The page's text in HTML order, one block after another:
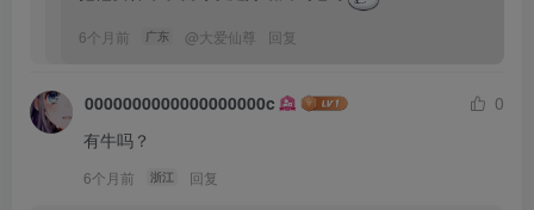
6个月前 广东 @ 大爱仙尊 回复
0000000000000000000c
0
有牛吗？
6个月前 浙江 回复